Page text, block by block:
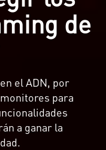
de
el ADN, por
para
a ganar la